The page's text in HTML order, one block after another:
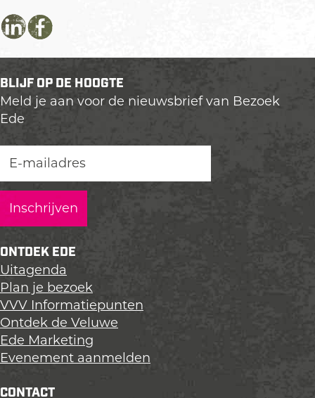
D
l
d
e
e
a
g
i
n
a
o
p
L
i
n
k
e
D
l
d
e
a
g
i
n
o
p
F
a
c
e
b
l
d
e
a
g
i
n
o
p
X
BLIJF OP DE HOOGTE
Meld je aan voor de nieuwsbrief van Bezoek
Ede
ONTDEK EDE
Uitagenda
Plan je bezoek
VVV Informatiepunten
Ontdek de Veluwe
Ede Marketing
Evenement aanmelden
CONTACT